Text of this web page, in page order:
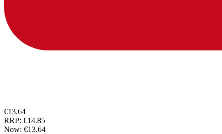
€13.64
RRP: €14.85
Now: €13.64